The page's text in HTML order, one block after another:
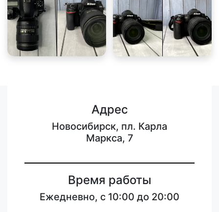
Адрес
Новосибирск, пл. Карла
Маркса, 7
Время работы
Ежедневно, с 10:00 до 20:00